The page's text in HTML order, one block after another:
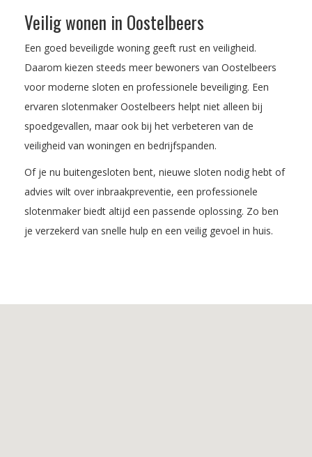
Veilig wonen in Oostelbeers
Een goed beveiligde woning geeft rust en veiligheid.
Daarom kiezen steeds meer bewoners van Oostelbeers
voor moderne sloten en professionele beveiliging. Een
ervaren slotenmaker Oostelbeers helpt niet alleen bij
spoedgevallen, maar ook bij het verbeteren van de
veiligheid van woningen en bedrijfspanden.
Of je nu buitengesloten bent, nieuwe sloten nodig hebt of
advies wilt over inbraakpreventie, een professionele
slotenmaker biedt altijd een passende oplossing. Zo ben
je verzekerd van snelle hulp en een veilig gevoel in huis.